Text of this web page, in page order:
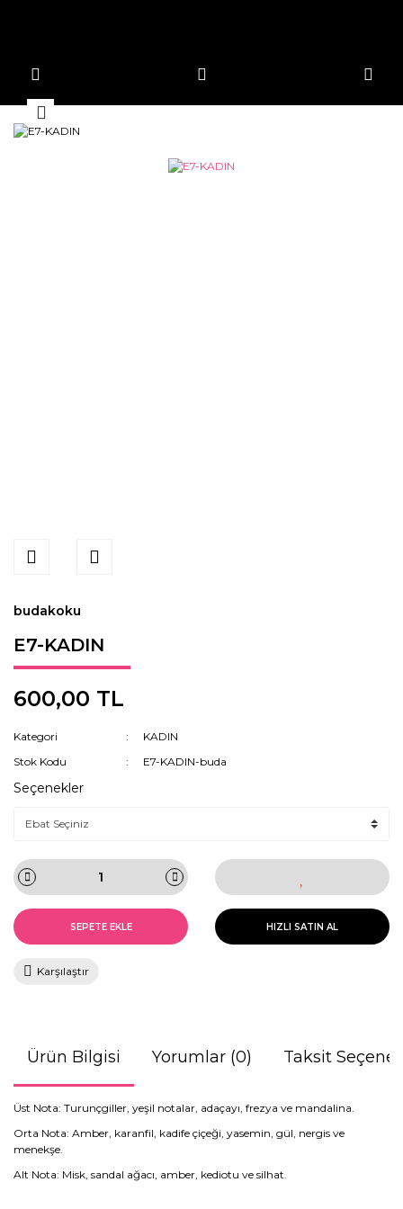
budakoku
E7-KADIN
600,00 TL
Kategori
KADIN
Stok Kodu
E7-KADIN-buda
Seçenekler
SEPETE EKLE HIZLI SATIN AL
Karşılaştır
Ürün Bilgisi Yorumlar (0) Taksit
Üst Nota: Turunçgiller, yeşil notalar, adaçayı, frezya ve mandalina.
Orta Nota: Amber, karanfil, kadife çiçeği, yasemin, gül, nergis ve
menekşe.
Alt Nota: Misk, sandal ağacı, amber, kediotu ve silhat.